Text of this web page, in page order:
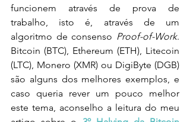
funcionem através de prova de
trabalho, isto é, através de um
algoritmo de consenso Proof-of-Work.
Bitcoin (BTC), Ethereum (ETH), Litecoin
(LTC), Monero (XMR) ou DigiByte (DGB)
são alguns dos melhores exemplos, e
caso queria rever um pouco melhor
este tema, aconselho a leitura do meu